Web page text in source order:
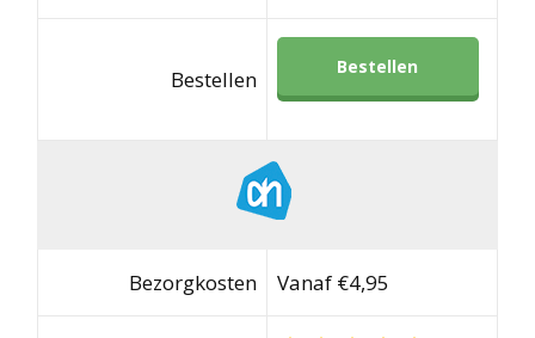
Bestellen Bestellen
Bezorgkosten Vanaf €4,95